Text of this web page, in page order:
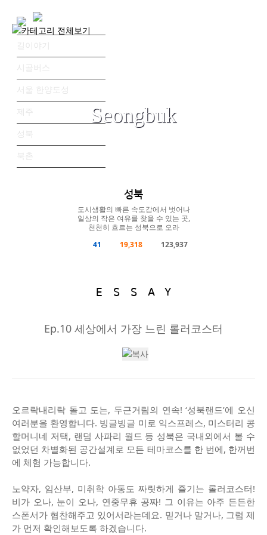
길이야기
시골버스
서울 한양도성
제주
성북
북촌
Seongbuk
성북
도시생활의 빠른 속도감에서 벗어나
일상의 작은 여유를 찾을 수 있는 곳,
천천히 흐르는 성북으로 오라
41
19,318 123,937
ESSAY
Ep.10 세상에서 가장 느린 롤러코스터
오르락내리락 돌고 도는, 두근거림의 연속! ‘성북랜드’에 오신
여러분을 환영합니다. 빙글빙글 미로 익스프레스, 미스터리 콩
할머니네 저택, 랜덤 사파리 월드 등 성북은 국내외에서 볼 수
없었던 차별화된 공간설계로 모든 테마코스를 한 번에, 한꺼번
에 체험 가능합니다.
노약자, 임산부, 미취학 아동도 짜릿하게 즐기는 롤러코스터!
비가 오나, 눈이 오나, 연중무휴 공짜! 그 이유는 아주 든든한
스폰서가 협찬해주고 있어서라는데요. 믿거나 말거나, 그럼 제
가 먼저 확인해보도록 하겠습니다.